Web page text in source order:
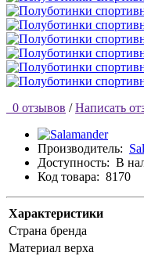
0 отзывов / Написать
Производитель:
Доступность: В
Код товара: 8170
Характеристики
Страна бренда
Материал верха